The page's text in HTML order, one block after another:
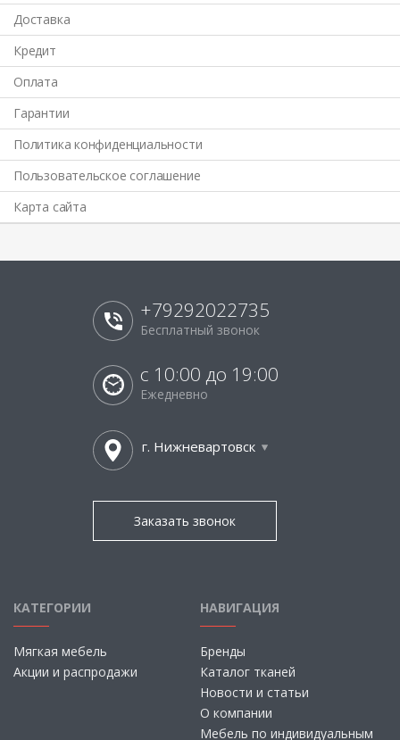
Доставка
Кредит
Оплата
Гарантии
Политика конфиденциальности
Пользовательское соглашение
Карта сайта
+79292022735
Бесплатный звонок
с 10:00 до 19:00
Ежедневно
г. Нижневартовск
Заказать звонок
КАТЕГОРИИ
Мягкая мебель
Акции и распродажи
НАВИГАЦИЯ
Бренды
Каталог тканей
Новости и статьи
О компании
Мебель по индивидуальным